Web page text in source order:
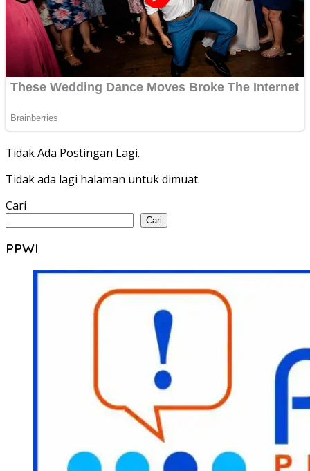
Tidak Ada Postingan Lagi.
Tidak ada lagi halaman untuk dimuat.
Cari
Cari
PPWI